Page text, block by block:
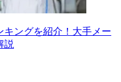
ングを紹介！大手メー
説